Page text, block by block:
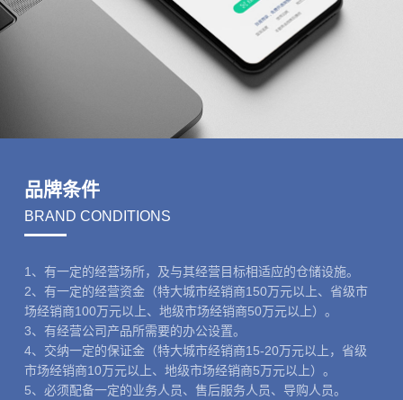
品牌条件
BRAND CONDITIONS
1、有一定的经营场所，及与其经营目标相适应的仓储设施。
2、有一定的经营资金（特大城市经销商150万元以上、省级市
场经销商100万元以上、地级市场经销商50万元以上）。
3、有经营公司产品所需要的办公设置。
4、交纳一定的保证金（特大城市经销商15-20万元以上，省级
市场经销商10万元以上、地级市场经销商5万元以上）。
5、必须配备一定的业务人员、售后服务人员、导购人员。